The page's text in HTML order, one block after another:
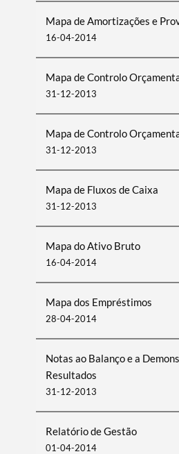
Mapa de Amortizações e
16-04-2014
Mapa de Controlo
31-12-2013
Mapa de Controlo
31-12-2013
Mapa de Fluxos de Caixa
31-12-2013
Mapa do Ativo Bruto
16-04-2014
Mapa dos Empréstimos
28-04-2014
Notas ao Balanço e a
Resultados
31-12-2013
Relatório de Gestão
01-04-2014